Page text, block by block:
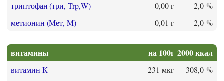
триптофан (три, Trp,W)
0,00 г
2,0 %
метионин (Мет, M)
0,01 г 2,0 %
витамины на 100г 2000 ккал
витамин К 231 мкг
308,0 %